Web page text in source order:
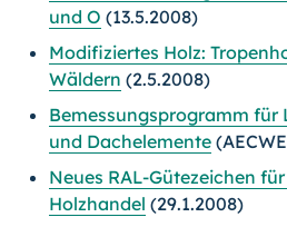
und O (13.5.2008)
Modifiziertes Holz:
Wäldern (2.5.2008)
Bemessungsprogramm für
und Dachelemente
Neues RAL-Gütezeichen
Holzhandel (29.1.2008)